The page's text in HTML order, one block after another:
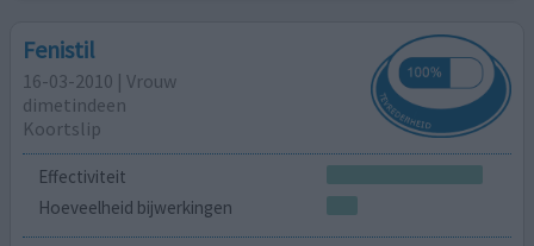
Fenistil
16-03-2010 | Vrouw
dimetindeen
Koortslip
Effectiviteit
Hoeveelheid bijwerkingen